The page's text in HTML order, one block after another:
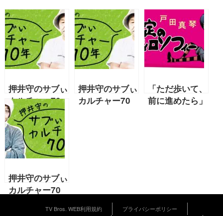
押井守のサブぃ
カルチャー70
年「石ノ森章太
郎の巻 その
２」【2020年
10月号 押井守
連載第6回】
押井守のサブぃ
カルチャー70
「ただ歩いて、
前に進めたら」
押井守のサブぃ
カルチャー70
TV Bros. WEB利用規約
プライバシーポリシー